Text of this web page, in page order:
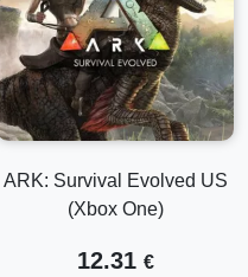
ARK: Survival Evolved US
(Xbox One)
12.31 €